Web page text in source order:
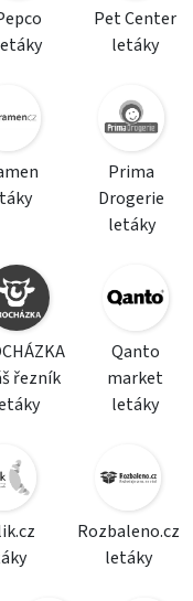
Pet Center
letáky
Prima
Drogerie
letáky
řezník
Qanto
market
letáky
Rozbaleno.cz
letáky